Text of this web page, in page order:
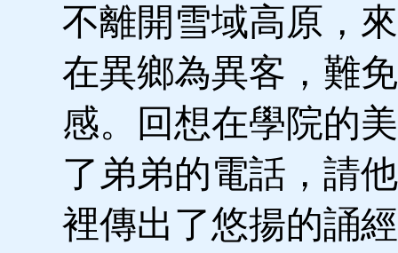
不離開雪域高原，
在異鄉為異客，難
感。回想在學院的
了弟弟的電話，請
裡傳出了悠揚的誦